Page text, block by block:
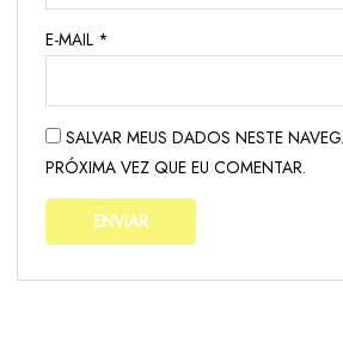
E-MAIL *
SALVAR MEUS DADOS NESTE
PRÓXIMA VEZ QUE EU COMENTAR.